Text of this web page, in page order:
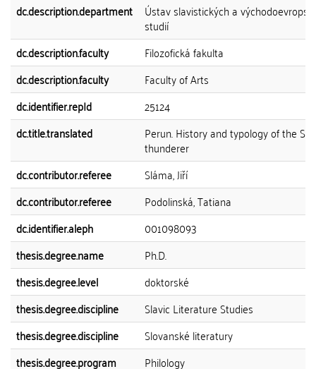
dc.description.department
Ústav slavistických a
studií
dc.description.faculty
Filozofická fakulta
dc.description.faculty
Faculty of Arts
dc.identifier.repId
25124
dc.title.translated
Perun. History and typology of the
thunderer
dc.contributor.referee
Sláma, Jiří
dc.contributor.referee
Podolinská, Tatiana
dc.identifier.aleph
001098093
thesis.degree.name
Ph.D.
thesis.degree.level
doktorské
thesis.degree.discipline
Slavic Literature Studies
thesis.degree.discipline
Slovanské literatury
thesis.degree.program
Philology